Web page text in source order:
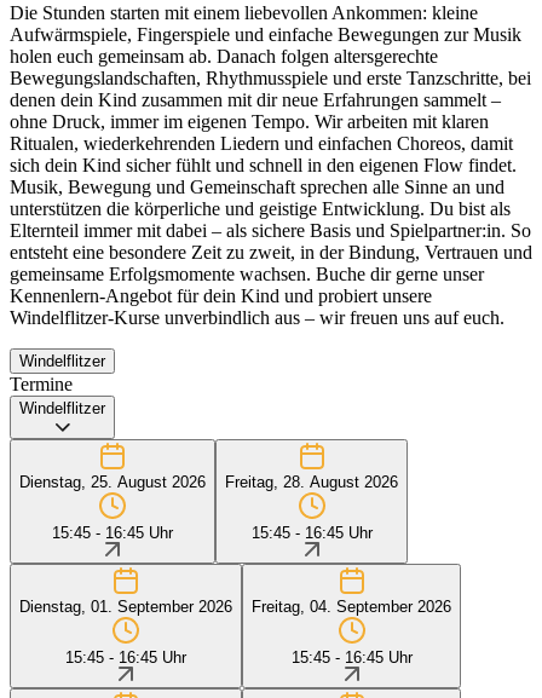
Die Stunden starten mit einem liebevollen Ankommen: kleine
Aufwärmspiele, Fingerspiele und einfache Bewegungen zur Musik
holen euch gemeinsam ab. Danach folgen altersgerechte
Bewegungslandschaften, Rhythmusspiele und erste Tanzschritte, bei
denen dein Kind zusammen mit dir neue Erfahrungen sammelt –
ohne Druck, immer im eigenen Tempo. Wir arbeiten mit klaren
Ritualen, wiederkehrenden Liedern und einfachen Choreos, damit
sich dein Kind sicher fühlt und schnell in den eigenen Flow findet.
Musik, Bewegung und Gemeinschaft sprechen alle Sinne an und
unterstützen die körperliche und geistige Entwicklung. Du bist als
Elternteil immer mit dabei – als sichere Basis und Spielpartner:in. So
entsteht eine besondere Zeit zu zweit, in der Bindung, Vertrauen und
gemeinsame Erfolgsmomente wachsen. Buche dir gerne unser
Kennenlern-Angebot für dein Kind und probiert unsere
Windelflitzer-Kurse unverbindlich aus – wir freuen uns auf euch.
Windelflitzer
Termine
Windelflitzer
Dienstag, 25. August 2026
15:45 - 16:45 Uhr
Freitag, 28. August 2026
15:45 - 16:45 Uhr
Dienstag, 01. September 2026
15:45 - 16:45 Uhr
Freitag, 04. September 2026
15:45 - 16:45 Uhr